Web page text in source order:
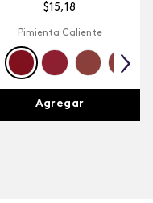
$15,18
Pimienta Caliente
Agregar